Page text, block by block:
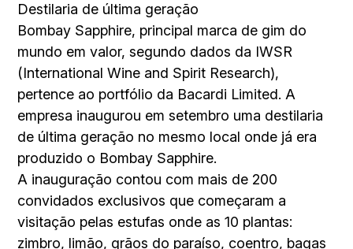
Destilaria de última geração
Bombay Sapphire, principal marca de gim do
mundo em valor, segundo dados da IWSR
(International Wine and Spirit Research),
pertence ao portfólio da Bacardi Limited. A
empresa inaugurou em setembro uma destilaria
de última geração no mesmo local onde já era
produzido o Bombay Sapphire.
A inauguração contou com mais de 200
convidados exclusivos que começaram a
visitação pelas estufas onde as 10 plantas:
zimbro, limão, grãos do paraíso, coentro, bagas